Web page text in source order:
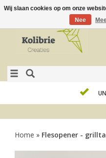
Home » Flesopener -
Wij slaan cookies op om onze
Nee